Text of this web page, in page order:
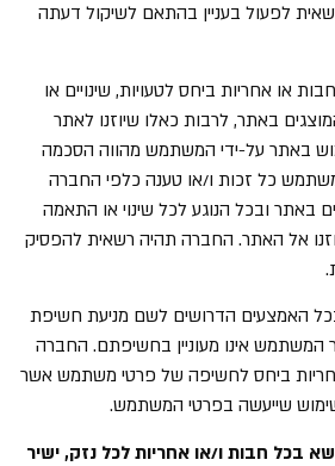
לפעול בעניין בהתאם לשיקול דעתה
או אחריות ביחס לטעויות, שינויים או
באתר, לרבות כאלו שיוזנו לאתר
באתר על-ידי המשתמש מהווה הסכמה
כל זכות ו/או טענה כלפי החברה
באתר ובכל הנוגע לכל שינוי או התאמה
אל האתר. החברה תהיה רשאית להפסיק
האמצעים הדרושים לשם מניעת חשיפת
אינו מעוניין בחשיפתם. החברה
ביחס לחשיפה של פרטי משתמש אשר
שייעשה בפרטי המשתמש.
בכל חבות ו/או אחריות לכל נזק, ישיר